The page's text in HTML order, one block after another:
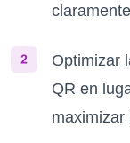
Optimizar
QR en
maximizar